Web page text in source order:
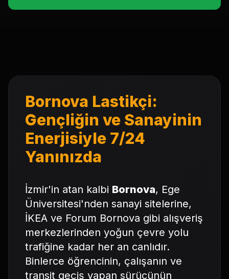
Bornova Lastikçi:
Gençliğin ve Sanayinin
Enerjisiyle 7/24
Yanınızda
İzmir'in atan kalbi Bornova, Ege
Üniversitesi'nden sanayi sitelerine,
İKEA ve Forum Bornova gibi alışveriş
merkezlerinden yoğun çevre yolu
trafiğine kadar her an canlıdır.
Binlerce öğrencinin, çalışanın ve
transit geçiş yapan sürücünün